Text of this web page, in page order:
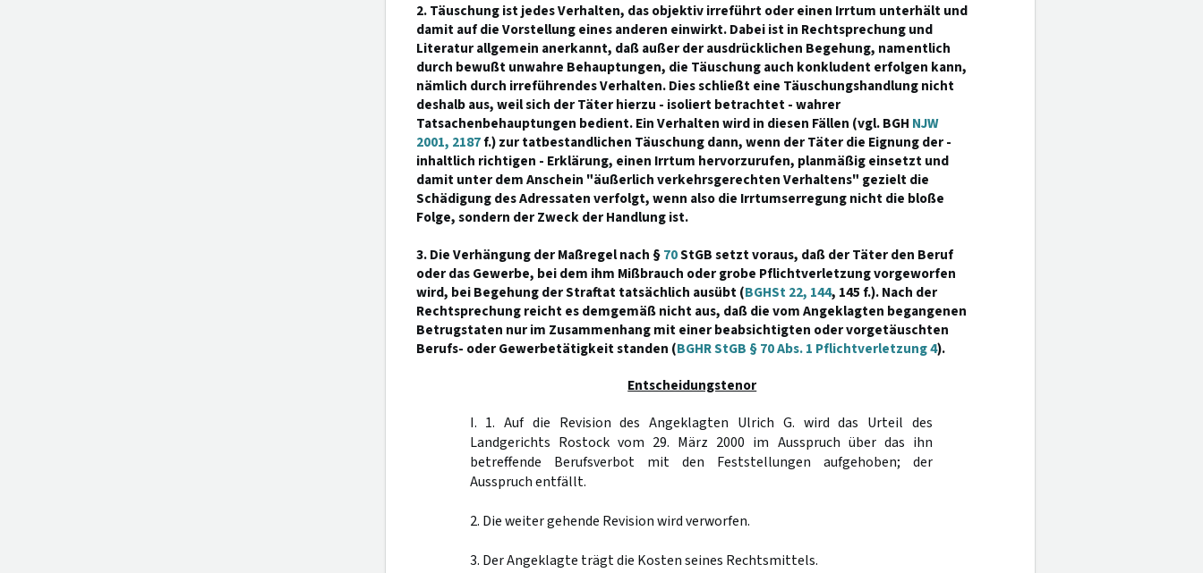
2. Täuschung ist jedes Verhalten, das objektiv irreführt oder einen Irrtum unterhält und
damit auf die Vorstellung eines anderen einwirkt. Dabei ist in Rechtsprechung und
Literatur allgemein anerkannt, daß außer der ausdrücklichen Begehung, namentlich
durch bewußt unwahre Behauptungen, die Täuschung auch konkludent erfolgen kann,
nämlich durch irreführendes Verhalten. Dies schließt eine Täuschungshandlung nicht
deshalb aus, weil sich der Täter hierzu - isoliert betrachtet - wahrer
Tatsachenbehauptungen bedient. Ein Verhalten wird in diesen Fällen (vgl. BGH NJW
2001, 2187f.) zur tatbestandlichen Täuschung dann, wenn der Täter die Eignung der -
inhaltlich richtigen - Erklärung, einen Irrtum hervorzurufen, planmäßig einsetzt und
damit unter dem Anschein "äußerlich verkehrsgerechten Verhaltens" gezielt die
Schädigung des Adressaten verfolgt, wenn also die Irrtumserregung nicht die bloße
Folge, sondern der Zweck der Handlung ist.
3. Die Verhängung der Maßregel nach §70StGB setzt voraus, daß der Täter den Beruf
oder das Gewerbe, bei dem ihm Mißbrauch oder grobe Pflichtverletzung vorgeworfen
wird, bei Begehung der Straftat tatsächlich ausübt (BGHSt 22, 144, 145 f.). Nach der
Rechtsprechung reicht es demgemäß nicht aus, daß die vom Angeklagten begangenen
Betrugstaten nur im Zusammenhang mit einer beabsichtigten oder vorgetäuschten
Berufs- oder Gewerbetätigkeit standen (BGHR StGB § 70 Abs. 1 Pflichtverletzung 4).
Entscheidungstenor
I. 1. Auf die Revision des Angeklagten Ulrich G. wird das Urteil des
Landgerichts Rostock vom 29. März 2000 im Ausspruch über das ihn
betreffende Berufsverbot mit den Feststellungen aufgehoben; der
Ausspruch entfällt.
2. Die weiter gehende Revision wird verworfen.
3. Der Angeklagte trägt die Kosten seines Rechtsmittels.